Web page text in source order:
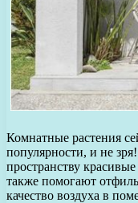
Комнатные растения
популярности, и не
пространству
также помогают
качество воздуха в